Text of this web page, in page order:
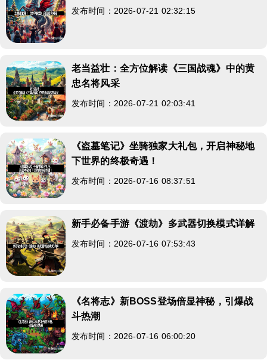
发布时间：2026-07-21 02:32:15
老当益壮：全方位解读《三国战魂》中的黄
忠名将风采
发布时间：2026-07-21 02:03:41
《盗墓笔记》坐骑独家大礼包，开启神秘地
下世界的终极奇遇！
发布时间：2026-07-16 08:37:51
新手必备手游《渡劫》多武器切换模式详解
发布时间：2026-07-16 07:53:43
《名将志》新BOSS登场倍显神秘，引爆战
斗热潮
发布时间：2026-07-16 06:00:20